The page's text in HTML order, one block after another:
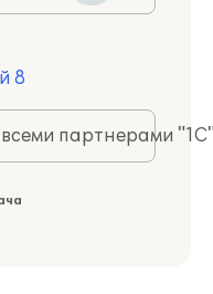
8
партнерами